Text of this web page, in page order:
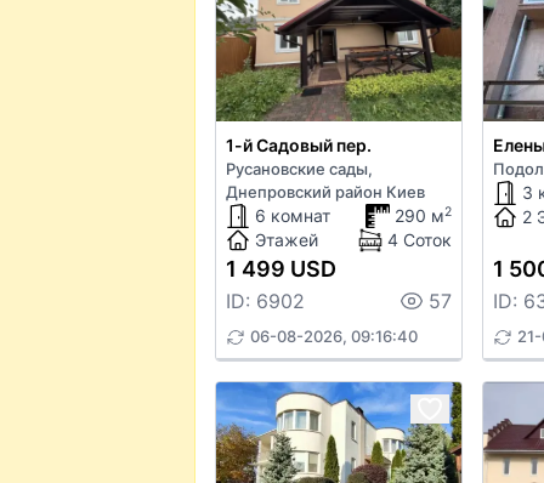
1-й Садовый пер.
Русановские сады,
Днепровский район Киев
6 комнат 290 м2
Этажей 4 Соток
1 499 USD
ID: 6902 57
06-08-2026, 09:16:40
3
2
1
ID: